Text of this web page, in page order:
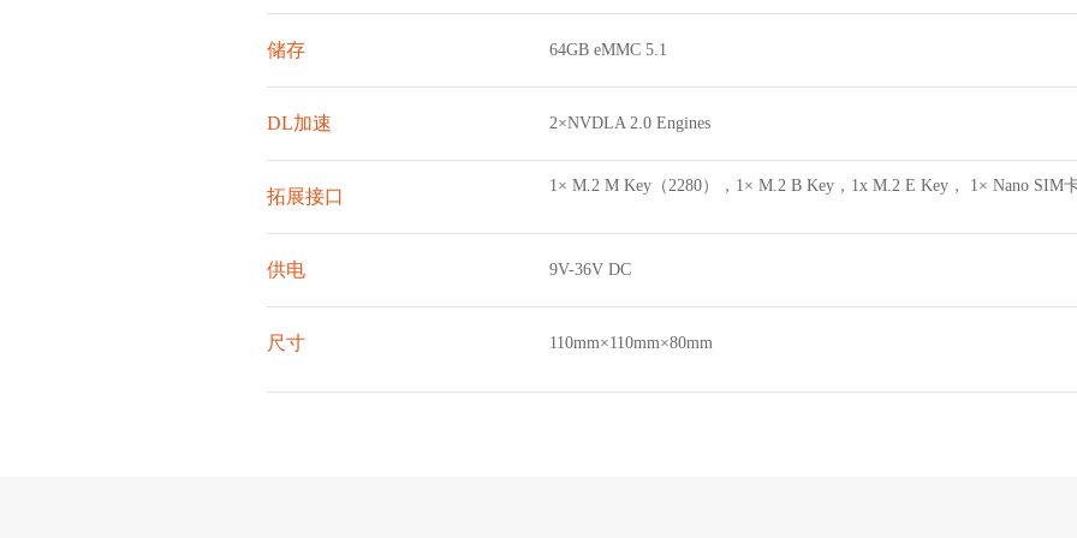
储存 64GB eMMC 5.1
DL加速 2×NVDLA 2.0 Engines
拓展接口
1× M.2 M Key（2280），1× M.2 B Key，1x M.2 E Key， 1× Nano SIM
供电 9V-36V DC
尺寸 110mm×110mm×80mm